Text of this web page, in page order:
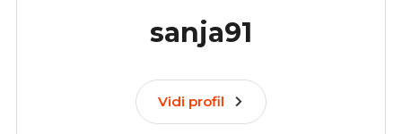
sanja91
Vidi profil